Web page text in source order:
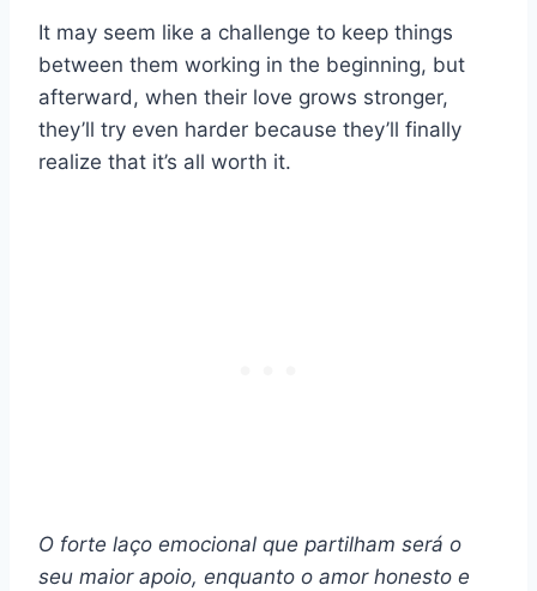
It may seem like a challenge to keep things
between them working in the beginning, but
afterward, when their love grows stronger,
they’ll try even harder because they’ll finally
realize that it’s all worth it.
O forte laço emocional que partilham será o
seu maior apoio, enquanto o amor honesto e